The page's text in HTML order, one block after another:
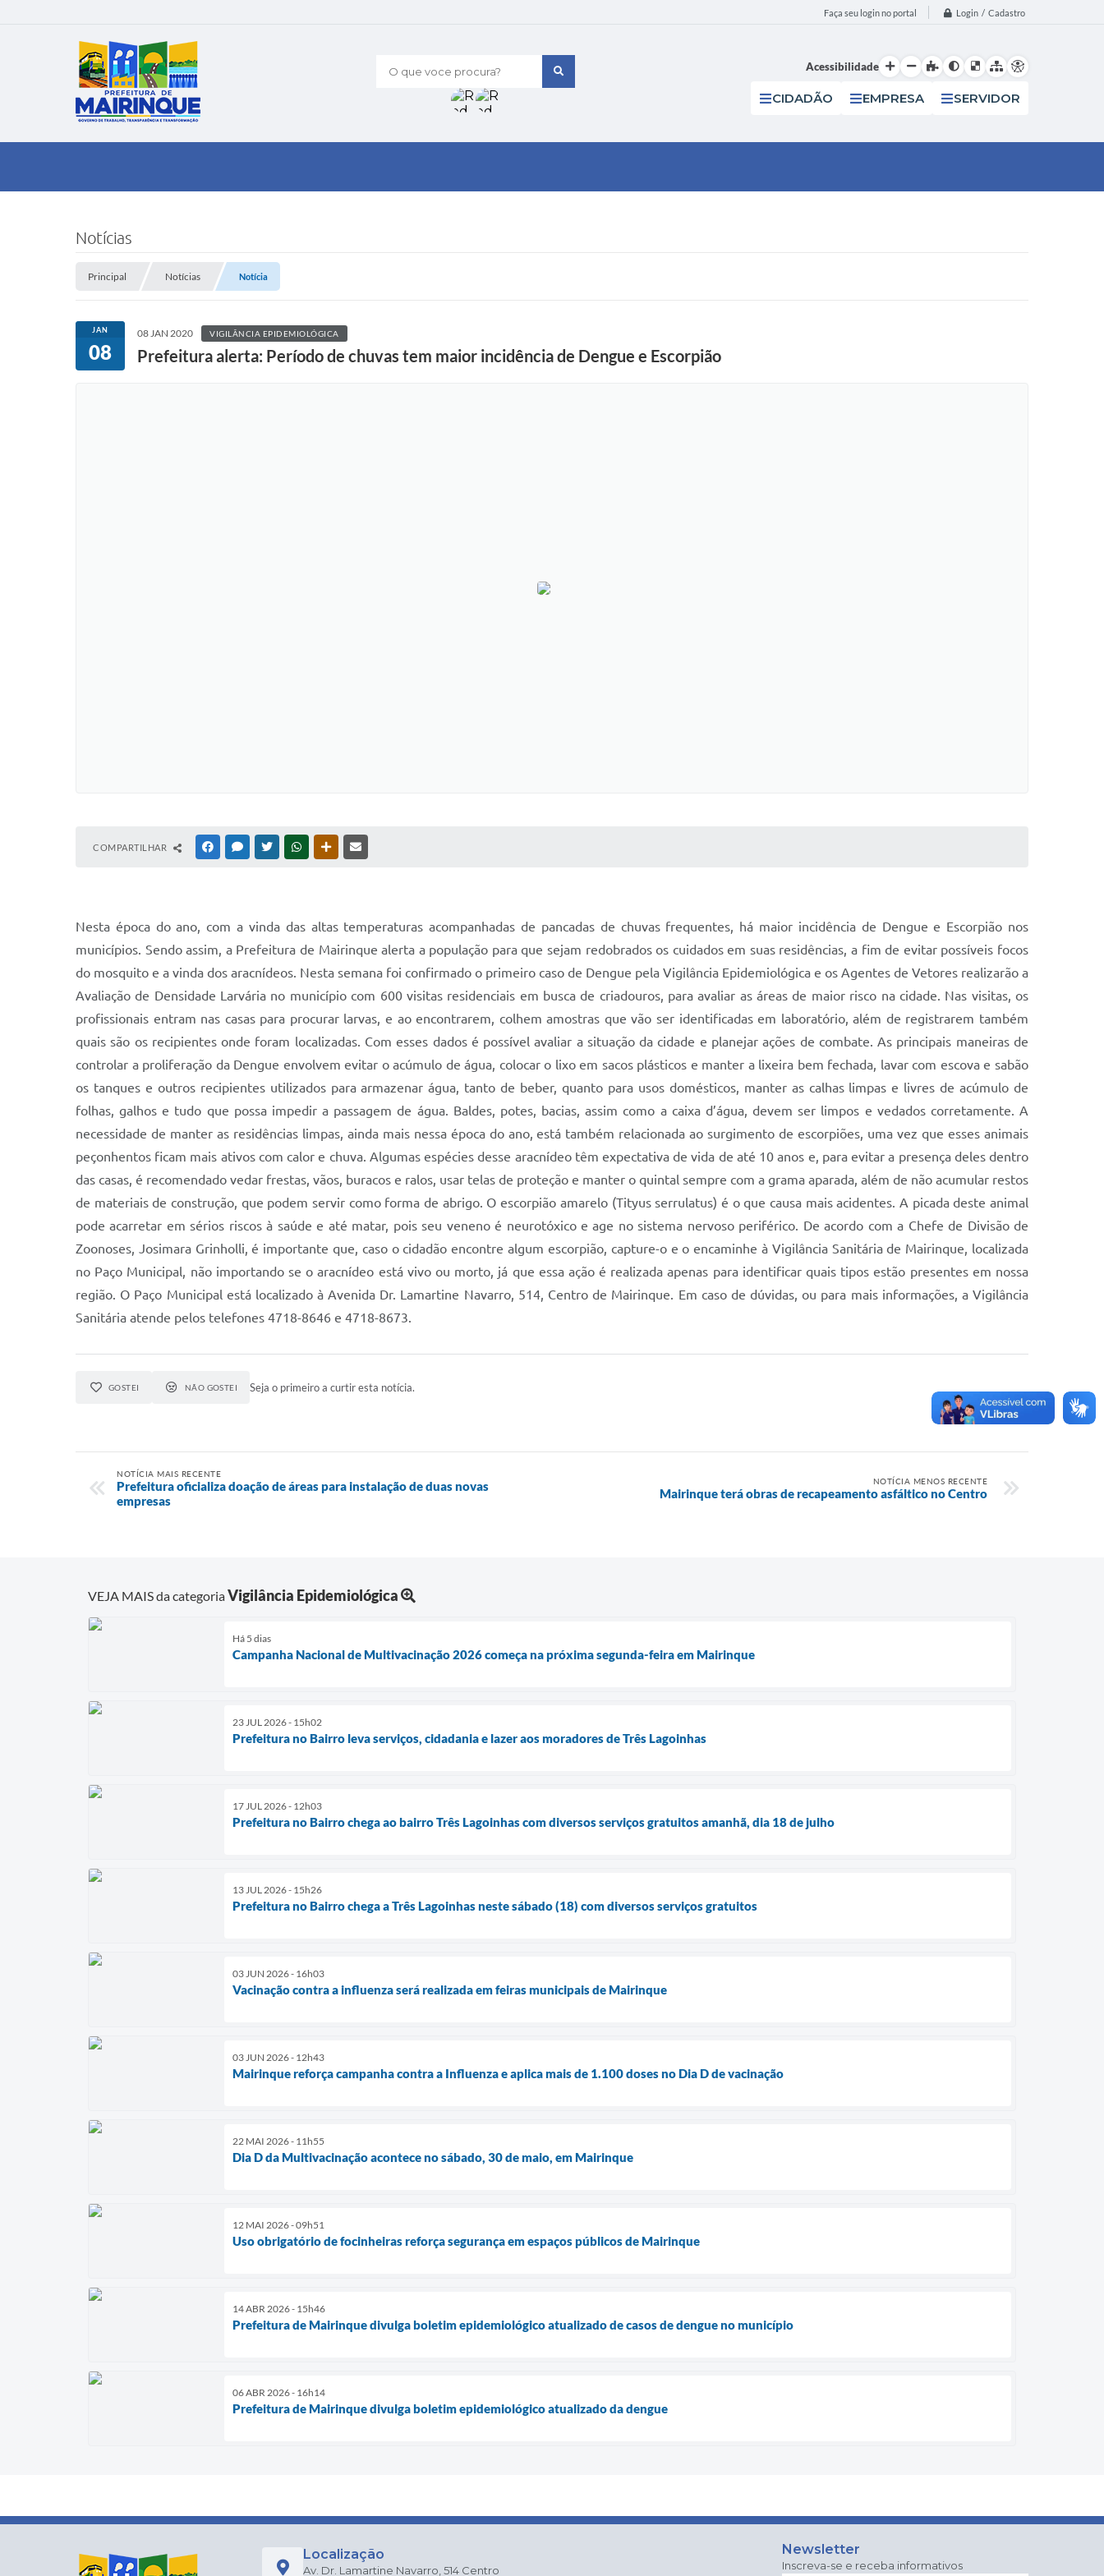
Faça seu login no portal Login / Cadastro
O que voce procura? Acessibilidade
CIDADÃO EMPRESA SERVIDOR
Notícias
Principal Notícias Notícia
JAN
08
08 JAN 2020 VIGILÂNCIA EPIDEMIOLÓGICA
Prefeitura alerta: Período de chuvas tem maior incidência de Dengue e Escorpião
COMPARTILHAR FACEBOOKMESSENGER
TWITTERWHATSAPPOUTRAS MÍDIAS
Nesta época do ano, com a vinda das altas temperaturas acompanhadas de pancadas de chuvas frequentes, há maior incidência de Dengue e Escorpião nos
municípios. Sendo assim, a Prefeitura de Mairinque alerta a população para que sejam redobrados os cuidados em suas residências, a fim de evitar possíveis focos
do mosquito e a vinda dos aracnídeos. Nesta semana foi confirmado o primeiro caso de Dengue pela Vigilância Epidemiológica e os Agentes de Vetores realizarão a
Avaliação de Densidade Larvária no município com 600 visitas residenciais em busca de criadouros, para avaliar as áreas de maior risco na cidade. Nas visitas, os
profissionais entram nas casas para procurar larvas, e ao encontrarem, colhem amostras que vão ser identificadas em laboratório, além de registrarem também
quais são os recipientes onde foram localizadas. Com esses dados é possível avaliar a situação da cidade e planejar ações de combate. As principais maneiras de
controlar a proliferação da Dengue envolvem evitar o acúmulo de água, colocar o lixo em sacos plásticos e manter a lixeira bem fechada, lavar com escova e sabão
os tanques e outros recipientes utilizados para armazenar água, tanto de beber, quanto para usos domésticos, manter as calhas limpas e livres de acúmulo de
folhas, galhos e tudo que possa impedir a passagem de água. Baldes, potes, bacias, assim como a caixa d’água, devem ser limpos e vedados corretamente. A
necessidade de manter as residências limpas, ainda mais nessa época do ano, está também relacionada ao surgimento de escorpiões, uma vez que esses animais
peçonhentos ficam mais ativos com calor e chuva. Algumas espécies desse aracnídeo têm expectativa de vida de até 10 anos e, para evitar a presença deles dentro
das casas, é recomendado vedar frestas, vãos, buracos e ralos, usar telas de proteção e manter o quintal sempre com a grama aparada, além de não acumular restos
de materiais de construção, que podem servir como forma de abrigo. O escorpião amarelo (Tityus serrulatus) é o que causa mais acidentes. A picada deste animal
pode acarretar em sérios riscos à saúde e até matar, pois seu veneno é neurotóxico e age no sistema nervoso periférico. De acordo com a Chefe de Divisão de
Zoonoses, Josimara Grinholli, é importante que, caso o cidadão encontre algum escorpião, capture-o e o encaminhe à Vigilância Sanitária de Mairinque, localizada
no Paço Municipal, não importando se o aracnídeo está vivo ou morto, já que essa ação é realizada apenas para identificar quais tipos estão presentes em nossa
região. O Paço Municipal está localizado à Avenida Dr. Lamartine Navarro, 514, Centro de Mairinque. Em caso de dúvidas, ou para mais informações, a Vigilância
Sanitária atende pelos telefones 4718-8646 e 4718-8673.
GOSTEI NÃO GOSTEI Seja o primeiro a curtir esta notícia.
NOTÍCIA MAIS RECENTE
Prefeitura oficializa doação de áreas para instalação de duas novas
empresas
NOTÍCIA MENOS RECENTE
Mairinque terá obras de recapeamento asfáltico no Centro
VEJA MAIS da categoriaVigilância Epidemiológica
Há 5 dias
Campanha Nacional de Multivacinação 2026 começa na próxima segunda-feira em Mairinque
23 JUL 2026 - 15h02
Prefeitura no Bairro leva serviços, cidadania e lazer aos moradores de Três Lagoinhas
17 JUL 2026 - 12h03
Prefeitura no Bairro chega ao bairro Três Lagoinhas com diversos serviços gratuitos amanhã, dia 18 de julho
13 JUL 2026 - 15h26
Prefeitura no Bairro chega a Três Lagoinhas neste sábado (18) com diversos serviços gratuitos
03 JUN 2026 - 16h03
Vacinação contra a influenza será realizada em feiras municipais de Mairinque
03 JUN 2026 - 12h43
Mairinque reforça campanha contra a Influenza e aplica mais de 1.100 doses no Dia D de vacinação
22 MAI 2026 - 11h55
Dia D da Multivacinação acontece no sábado, 30 de maio, em Mairinque
12 MAI 2026 - 09h51
Uso obrigatório de focinheiras reforça segurança em espaços públicos de Mairinque
14 ABR 2026 - 15h46
Prefeitura de Mairinque divulga boletim epidemiológico atualizado de casos de dengue no município
06 ABR 2026 - 16h14
Prefeitura de Mairinque divulga boletim epidemiológico atualizado da dengue
Localização
Av. Dr. Lamartine Navarro, 514 Centro
Newsletter
Inscreva-se e receba informativos